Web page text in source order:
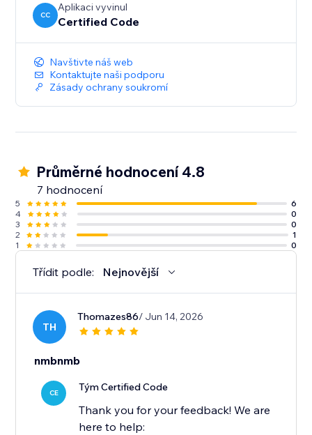
CC
Aplikaci vyvinul
Certified Code
Navštivte náš web
Kontaktujte naši podporu
Zásady ochrany soukromí
Průměrné hodnocení 4.8
7 hodnocení
5
6
4
0
3
0
2
1
1
0
Třídit podle: Nejnovější
TH
Thomazes86/ Jun 14, 2026
nmbnmb
CE Tým Certified Code
Thank you for your feedback! We are
here to help: